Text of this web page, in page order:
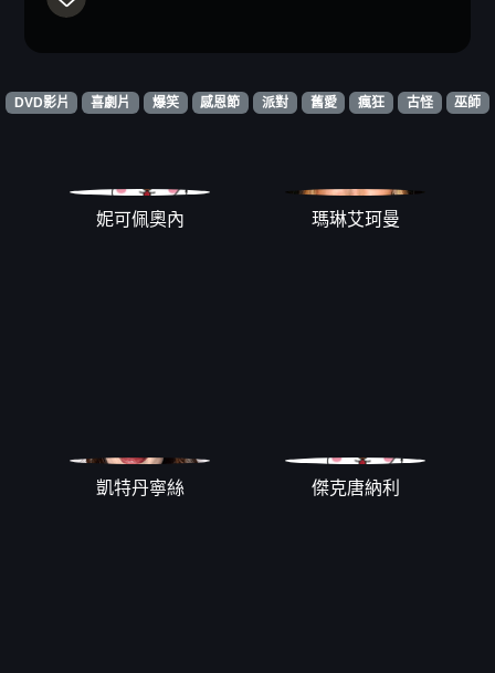
DVD影片 喜劇片 爆笑 感恩節 派對 舊愛 瘋狂 古怪 巫師
妮可佩奧內 瑪琳艾珂曼
凱特丹寧絲 傑克唐納利